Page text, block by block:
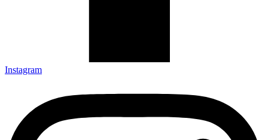
Instagram